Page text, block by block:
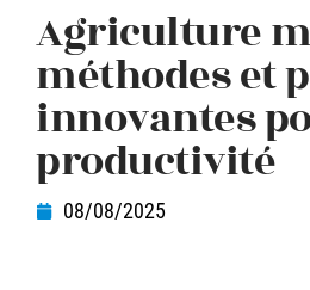
Agriculture
méthodes et
innovantes
productivité
08/08/2025